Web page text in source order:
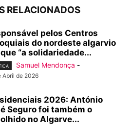
RELACIONADOS
pelos Centros
do nordeste algarvio
“a solidariedade...
Samuel Mendonça -
Abril de 2026
2026: António
Seguro foi também o
no Algarve...